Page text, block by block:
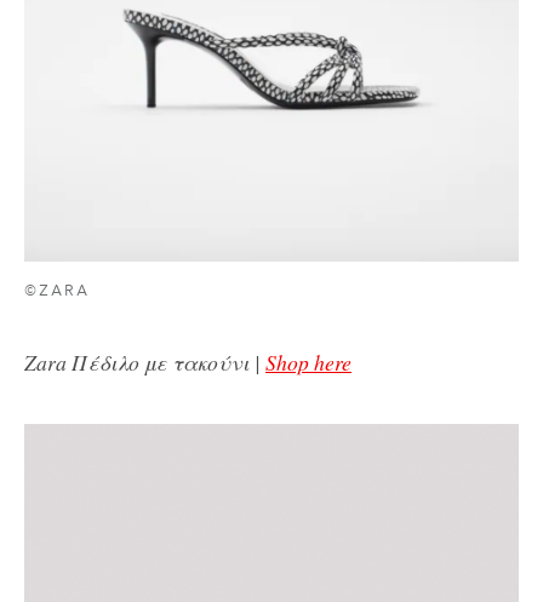
©ZARA
Zara Πέδιλο με τακούνι | Shop here